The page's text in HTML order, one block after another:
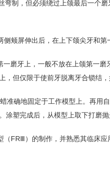
弯制，但必须绕过上颌最后一个
侧颊屏伸出后，在上下颌尖牙和
一磨牙上，一般不放在上颌第一
但仅限于使前牙脱离牙合锁结，
确地固定于工作模型上。再用
塑完成后，从模型上取下打磨抛
FRⅢ）的制作，并熟悉其临床应